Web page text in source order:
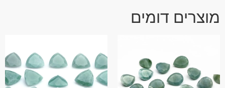
מוצרים דומים